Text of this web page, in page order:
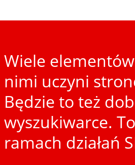
Wiele
nimi uczyni
Będzie to też
wyszukiwarce.
ramach działań